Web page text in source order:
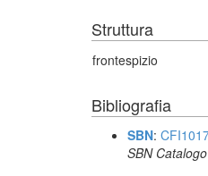
Struttura
frontespizio
Bibliografia
SBN:
SBN